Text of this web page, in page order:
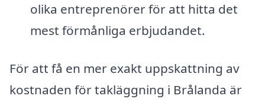
olika entreprenörer för att hitta det
mest förmånliga erbjudandet.
För att få en mer exakt uppskattning av
kostnaden för takläggning i Brålanda är